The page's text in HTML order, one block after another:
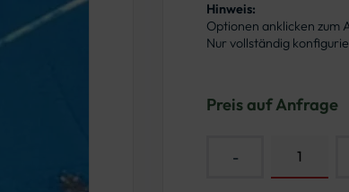
Hinweis:
Optionen anklicken zum
Nur vollständig
Preis auf Anfrage
-